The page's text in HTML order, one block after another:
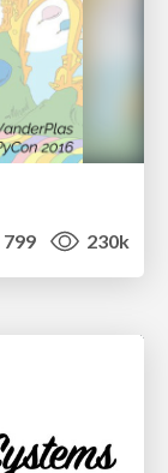
799 230k